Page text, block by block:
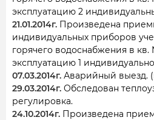
эксплуатацию 2
21.01.2014г. Произведена
индивидуальных приборов
горячего водоснабжения в
эксплуатацию 1
07.03.2014г. Аварийный выезд.
29.03.2014г. Обследован
регулировка.
24.10.2014г. Произведена